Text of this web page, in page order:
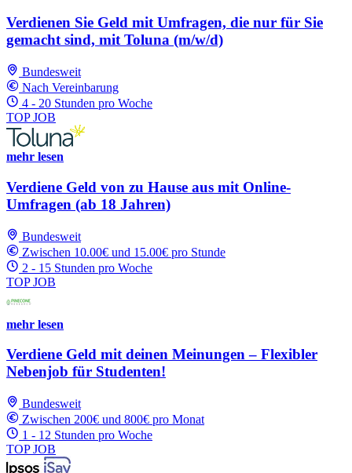
Verdienen Sie Geld mit Umfragen, die nur für Sie
gemacht sind, mit Toluna (m/w/d)
Bundesweit
Nach Vereinbarung
4 - 20 Stunden pro Woche
TOP JOB
mehr lesen
Verdiene Geld von zu Hause aus mit Online-
Umfragen (ab 18 Jahren)
Bundesweit
Zwischen 10.00€ und 15.00€ pro Stunde
2 - 15 Stunden pro Woche
TOP JOB
mehr lesen
Verdiene Geld mit deinen Meinungen – Flexibler
Nebenjob für Studenten!
Bundesweit
Zwischen 200€ und 800€ pro Monat
1 - 12 Stunden pro Woche
TOP JOB